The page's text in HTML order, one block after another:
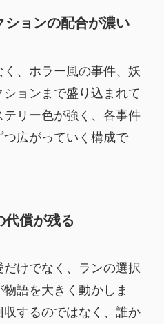
ションの配合が濃い
、ホラー風の事件、妖
ョンまで盛り込まれて
リー色が強く、各事件
広がっていく構成で
代償が残る
けでなく、ランの選択
語を大きく動かしま
するのではなく、誰か